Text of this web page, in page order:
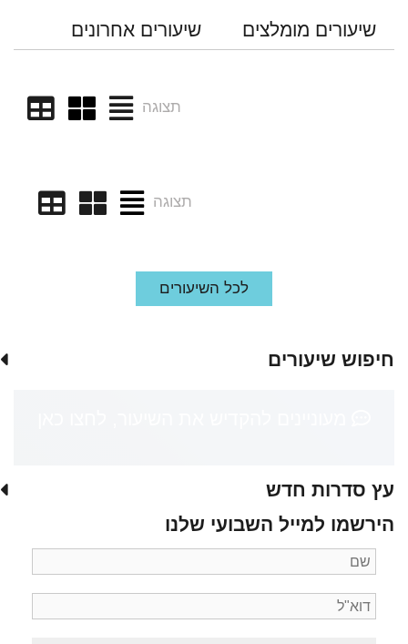
שיעורים מומלצים שיעורים אחרונים
תצוגה
תצוגה
לכל השיעורים
חיפוש שיעורים
עץ סדרות חדש
הירשמו למייל השבועי שלנו